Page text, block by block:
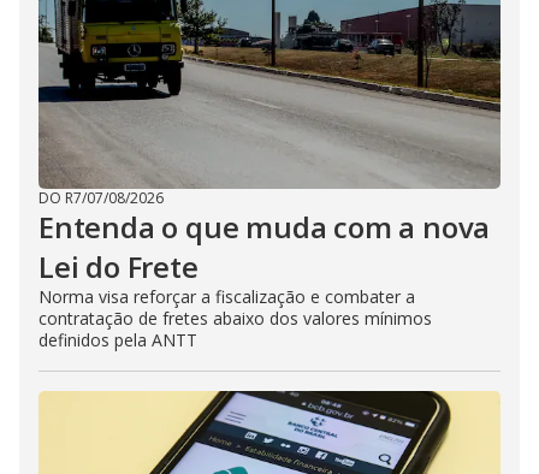
DO R7/07/08/2026
Entenda o que muda com a nova
Lei do Frete
Norma visa reforçar a fiscalização e combater a
contratação de fretes abaixo dos valores mínimos
definidos pela ANTT